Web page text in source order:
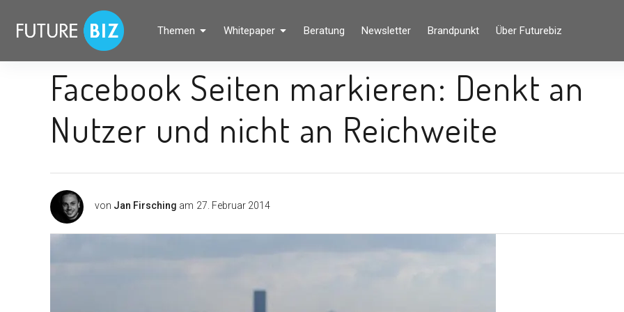
überspringen
FUTUREBIZ
Social Media Marketing Blog für Unternehmen by BRANDPUNKT
Themen Whitepaper Beratung Newsletter Brandpunkt Über Futurebiz
Facebook Seiten markieren: Denkt an
Nutzer und nicht an Reichweite
von Jan Firsching am 27. Februar 2014